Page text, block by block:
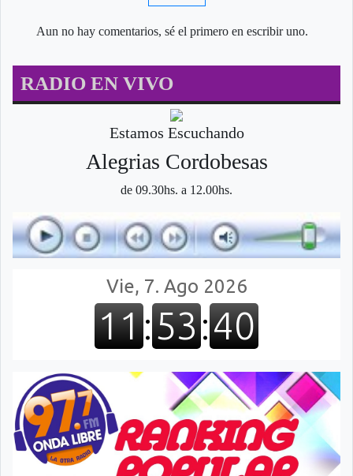
Aun no hay comentarios, sé el primero en escribir uno.
RADIO EN VIVO
Estamos Escuchando
Alegri­as Cordobesas
de 09.30hs. a 12.00hs.